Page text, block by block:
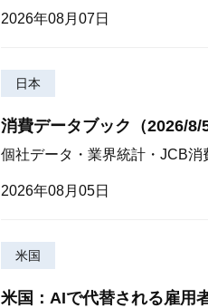
2026年08月07日
日本
消費データブック（2026/8/5
個社データ・業界統計・JCB消
2026年08月05日
米国
米国：AIで代替される雇用